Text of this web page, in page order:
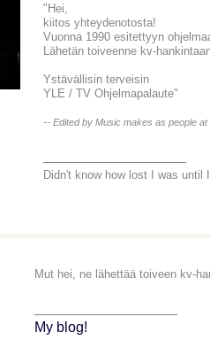
"Hei,
kiitos yhteydenotosta!
Vuonna 1990 esitettyyn
Lähetän toiveenne kv-
Ystävällisin terveisin
YLE / TV Ohjelmapalaute"
-- Edited by Music makes as people
Didn't know how lost I was until
Mut hei, ne lähettää toiveen kv-
My blog!